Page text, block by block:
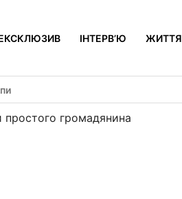
ІНТЕРВ’Ю ЖИТТЯ
простого громадянина